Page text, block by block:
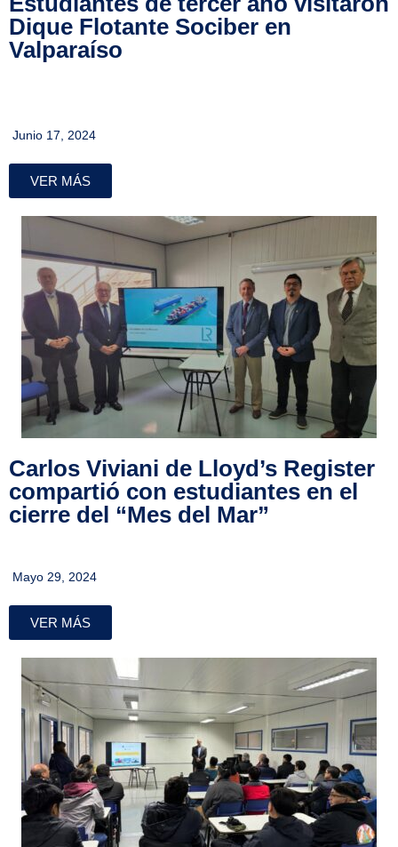
Dique Flotante Sociber en
Valparaíso
Junio 17, 2024
VER MÁS
Carlos Viviani de Lloyd’s Register
compartió con estudiantes en el
cierre del “Mes del Mar”
Mayo 29, 2024
VER MÁS